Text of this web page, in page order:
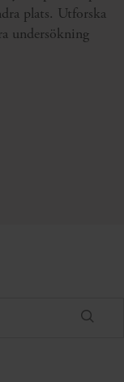
plats. Utforska
undersökning